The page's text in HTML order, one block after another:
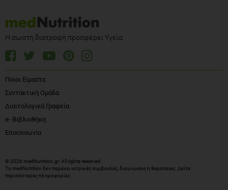
Η σωστή διατροφή προσφέρει Υγεία
Ποιοι Είμαστε
Συντακτική Ομάδα
Διαιτολογικά Γραφεία
e- Βιβλιοθήκη
Επικοινωνία
© 2026 medNutrition.gr. All rights reserved.
Το medNutrition δεν παρέχει ιατρικές συμβουλές, διαγνώσεις ή θεραπείες. Δείτε
περισσότερες πληροφορίες